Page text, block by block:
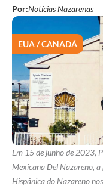
Por:Notícias Nazarenas
EUA / CANADÁ
Em 15 de junho de 2023,
Mexicana Del Nazareno,
Hispânica do Nazareno